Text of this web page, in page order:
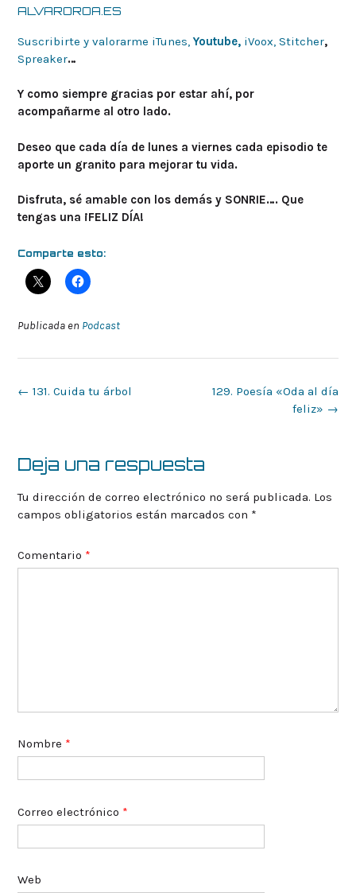
ALVAROROA.ES
Suscribirte y valorarme iTunes, Youtube, iVoox, Stitcher,
Spreaker…
Y como siempre gracias por estar ahí, por
acompañarme al otro lado.
Deseo que cada día de lunes a viernes cada episodio te
aporte un granito para mejorar tu vida.
Disfruta, sé amable con los demás y SONRIE…. Que
tengas una ¡FELIZ DÍA!
Comparte esto:
Publicada en Podcast
Navegación
129. Poesía «Oda al día
feliz» →
← 131. Cuida tu árbol
Deja una respuesta
Tu dirección de correo electrónico no será publicada. Los
campos obligatorios están marcados con *
Comentario *
Nombre *
Correo electrónico *
Web